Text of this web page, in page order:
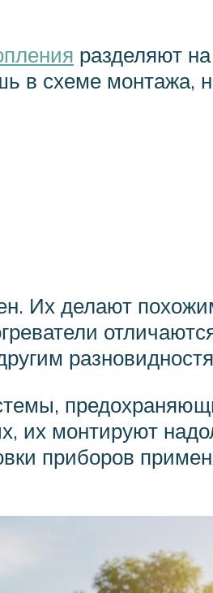
разделяют
в схеме монтажа,
Их делают
их монтируют
приборов